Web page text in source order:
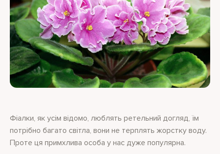
Фіалки, як усім відомо, люблять ретельний догляд, їм
потрібно багато світла, вони не терплять жорстку воду.
Проте ця примхлива особа у нас дуже популярна.